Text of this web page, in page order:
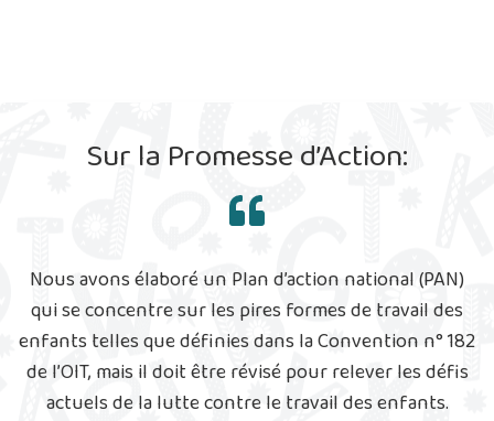
Sur la Promesse d’Action:
Nous avons élaboré un Plan d’action national (PAN)
qui se concentre sur les pires formes de travail des
enfants telles que définies dans la Convention n° 182
de l’OIT, mais il doit être révisé pour relever les défis
actuels de la lutte contre le travail des enfants.